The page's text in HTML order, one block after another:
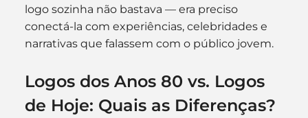
logo sozinha não bastava — era preciso
conectá-la com experiências, celebridades e
narrativas que falassem com o público jovem.
Logos dos Anos 80 vs. Logos
de Hoje: Quais as Diferenças?